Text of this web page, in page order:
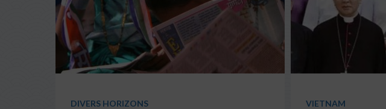
DIVERS HORIZONS VIETNAM